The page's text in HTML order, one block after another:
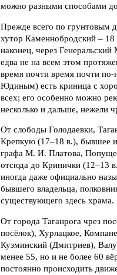
можно разными способами
Прежде всего по грунтовым
хутор Каменнобродский – 18
наконец, через
едва не на всем этом
время почти время почти
Юдиным) есть криница с
всех; его особенно можно
несколько и дальше, нежели
От слободы Голодаевки,
Крепкую (17–18 в.), бывшее
графа М. И. Платова,
отсюда до Кринички (12–13
иногда даже официально
бывшего владельца,
существующего здесь храма.
От города Таганрога чрез
посёлок), Хурлацкое,
Кузминский (Дмитриев),
менее 55, но и не более 60
постоянно происходить